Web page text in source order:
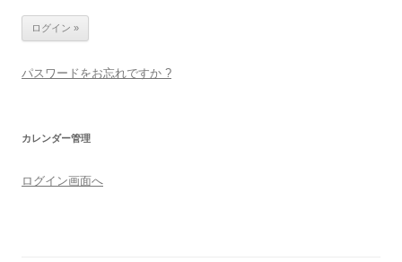
パスワードをお忘れですか ?
カレンダー管理
ログイン画面へ